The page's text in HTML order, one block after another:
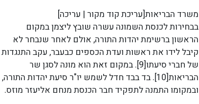
משרד הבריאות[עריכת קוד מקור | עריכה]
בבחירות לכנסת השמונה עשרה שובץ ליצמן במקום
הראשון ברשימת יהדות התורה, אולם לאחר שנבחר לא
קיבל לידו את ראשות ועדת הכספים כבעבר, עקב התנגדות
של חברי סיעתו[9]. במקום זאת הוא מונה לסגן שר
הבריאות[10]. בד בבד חדל לשמש יו"ר סיעת יהדות התורה,
ובמקומו התמנה לתפקיד חבר הכנסת מנחם אליעזר מוזס.